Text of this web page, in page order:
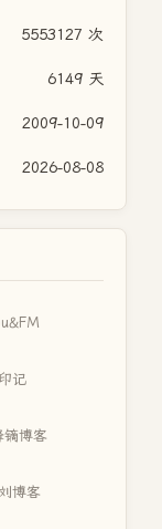
5553127 次
6149 天
2009-10-09
2026-08-08
印记
镝博客
博客